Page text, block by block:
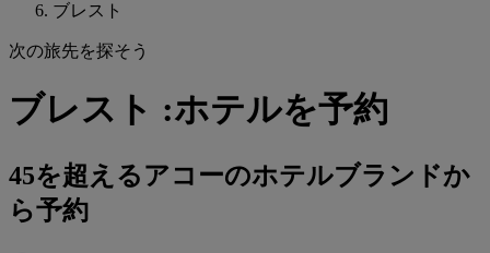
ブレスト
次の旅先を探そう
ブレスト :ホテルを予約
45を超えるアコーのホテルブランドか
ら予約